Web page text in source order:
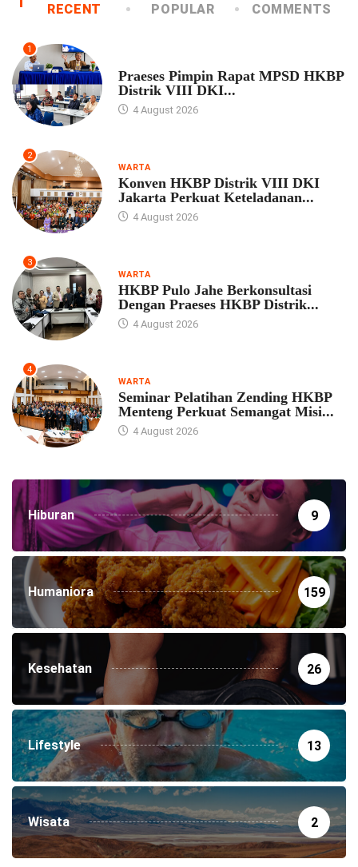
RECENT POPULAR COMMENTS
1
Praeses Pimpin Rapat MPSD HKBP
Distrik VIII DKI...
4 August 2026
2
WARTA
Konven HKBP Distrik VIII DKI
Jakarta Perkuat Keteladanan...
4 August 2026
3
WARTA
HKBP Pulo Jahe Berkonsultasi
Dengan Praeses HKBP Distrik...
4 August 2026
4
WARTA
Seminar Pelatihan Zending HKBP
Menteng Perkuat Semangat Misi...
4 August 2026
Hiburan 9
Humaniora 159
Kesehatan 26
Lifestyle 13
Wisata 2